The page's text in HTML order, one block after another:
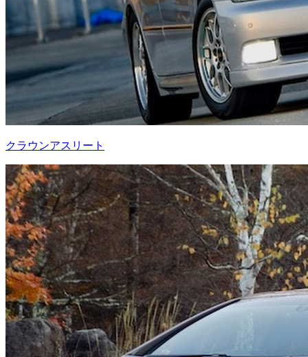
クラウンアスリート